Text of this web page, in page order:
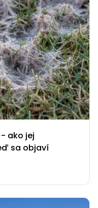
ako jej
sa objaví